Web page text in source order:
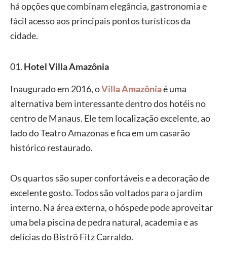
há opções que combinam elegância, gastronomia e
fácil acesso aos principais pontos turísticos da
cidade.
01. Hotel Villa Amazônia
Inaugurado em 2016, oVilla Amazôniaé uma
alternativa bem interessante dentro dos hotéis no
centro de Manaus. Ele tem localização excelente, ao
lado do Teatro Amazonas e fica em um casarão
histórico restaurado.
Os quartos são super confortáveis e a decoração de
excelente gosto. Todos são voltados para o jardim
interno. Na área externa, o hóspede pode aproveitar
uma bela piscina de pedra natural, academia e as
delícias do Bistrô Fitz Carraldo.